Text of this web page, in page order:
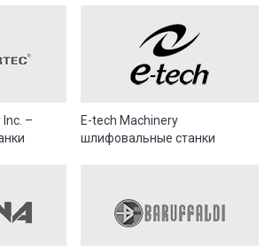
–
E-tech Machinery
шлифовальные станки